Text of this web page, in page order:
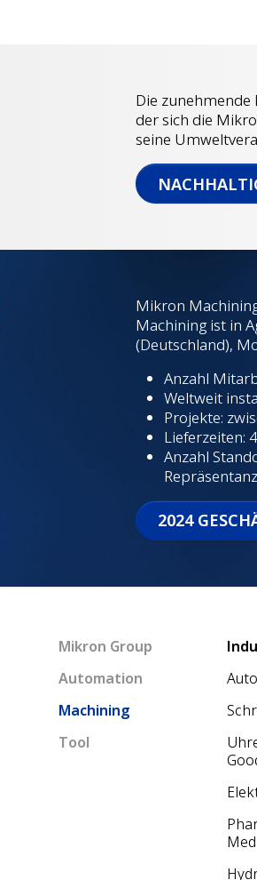
Die
der sich die
seine
Mikron
Machining ist in
(Deutschland),
Anzahl
Weltweit
Projekte:
Lieferzeiten:
Anzahl
2024
Mikron Group
Automation
Machining
Tool